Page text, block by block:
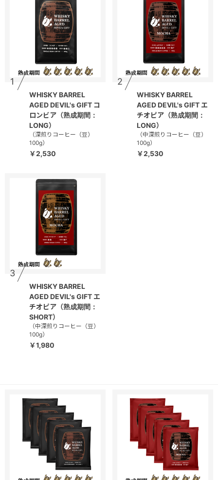
1
WHISKY BARREL
AGED DEVIL's GIFT コ
ロンビア（熟成期間：
LONG）
（深煎りコーヒー（豆）
100g）
￥2,530
2
WHISKY BARREL
AGED DEVIL's GIFT エ
チオピア（熟成期間：
LONG）
（中深煎りコーヒー（豆）
100g）
￥2,530
3
WHISKY BARREL
AGED DEVIL's GIFT エ
チオピア（熟成期間：
SHORT）
（中深煎りコーヒー（豆）
100g）
￥1,980